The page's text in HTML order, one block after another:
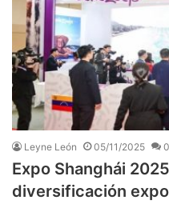
Leyne León 05/11/2025 0
Expo Shanghái
diversificación